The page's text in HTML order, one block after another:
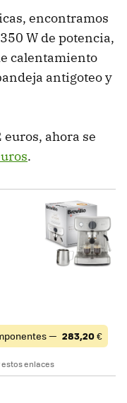
encontramos
W de potencia,
calentamiento
antigoteo y
ahora se
.
— 283,20€
estos enlaces